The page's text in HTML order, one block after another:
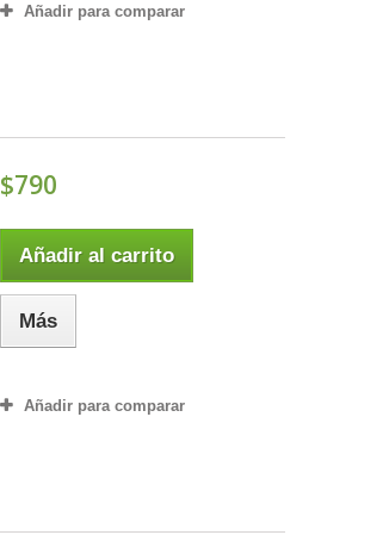
Añadir para comparar
$790
Añadir al carrito
Más
Añadir para comparar